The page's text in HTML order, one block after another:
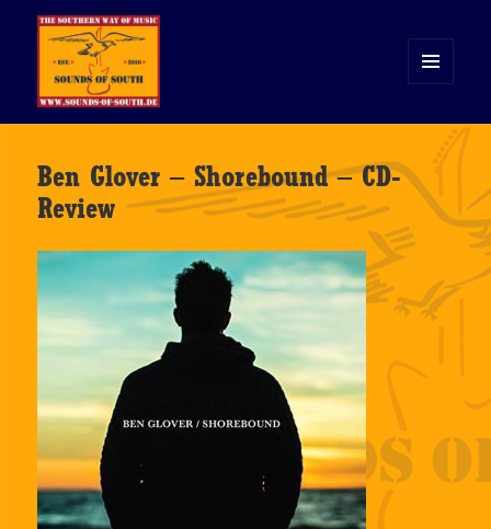
WIDGETS
Ben Glover – Shorebound – CD-
Review